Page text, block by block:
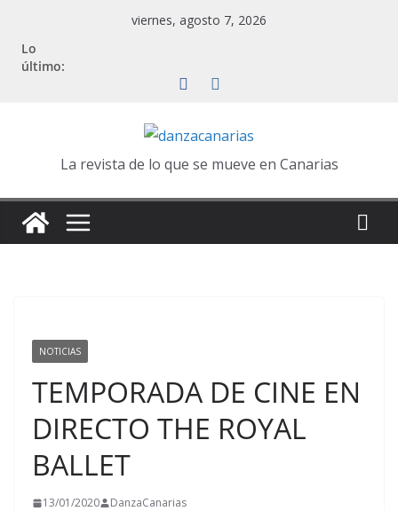
contenido
viernes, agosto 7, 2026
Lo
último:
La revista de lo que se mueve en Canarias
NOTICIAS
TEMPORADA DE CINE EN
DIRECTO THE ROYAL
BALLET
13/01/2020 DanzaCanarias